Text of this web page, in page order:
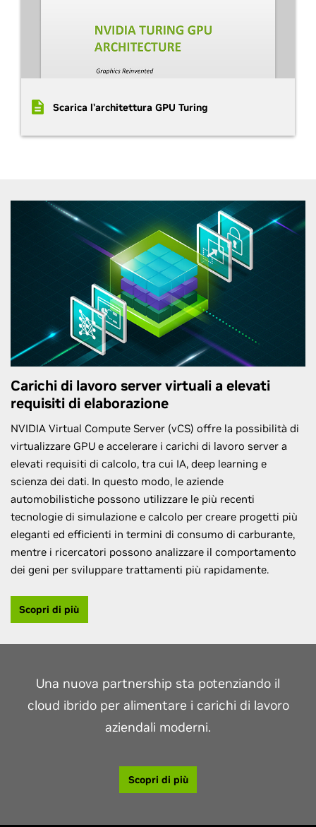
Scarica l'architettura GPU Turing
Carichi di lavoro server virtuali a elevati
requisiti di elaborazione
NVIDIA Virtual Compute Server (vCS) offre la possibilità di
virtualizzare GPU e accelerare i carichi di lavoro server a
elevati requisiti di calcolo, tra cui IA, deep learning e
scienza dei dati. In questo modo, le aziende
automobilistiche possono utilizzare le più recenti
tecnologie di simulazione e calcolo per creare progetti più
eleganti ed efficienti in termini di consumo di carburante,
mentre i ricercatori possono analizzare il comportamento
dei geni per sviluppare trattamenti più rapidamente.
Scopri di più
Una nuova partnership sta potenziando il
cloud ibrido per alimentare i carichi di lavoro
aziendali moderni.
Scopri di più